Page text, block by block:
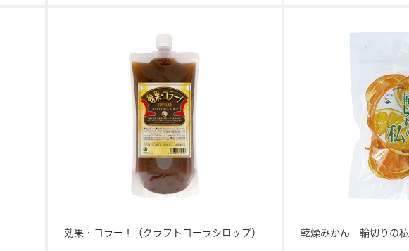
効果・コラー！（クラフトコーラシロップ） 乾燥みかん 輪切りの私